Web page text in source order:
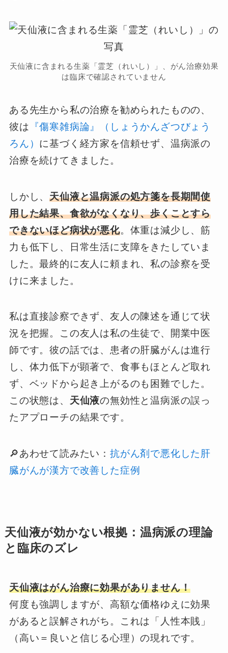
天仙液に含まれる生薬「霊芝（れいし）」、がん治療効果
は臨床で確認されていません
ある先生から私の治療を勧められたものの、
彼は 『傷寒雑病論』（しょうかんざつびょう
ろん） に基づく経方家を信頼せず、温病派の
治療を続けてきました。
しかし、天仙液と温病派の処方箋を長期間使
用した結果、食欲がなくなり、歩くことすら
できないほど病状が悪化。体重は減少し、筋
力も低下し、日常生活に支障をきたしていま
した。最終的に友人に頼まれ、私の診察を受
けに来ました。
私は直接診察できず、友人の陳述を通じて状
況を把握。この友人は私の生徒で、開業中医
師です。彼の話では、患者の肝臓がんは進行
し、体力低下が顕著で、食事もほとんど取れ
ず、ベッドから起き上がるのも困難でした。
この状態は、 天仙液の無効性と温病派の誤っ
たアプローチの結果です。
🔎あわせて読みたい： 抗がん剤で悪化した肝
臓がんが漢方で改善した症例
天仙液が効かない根拠：温病派の理論
と臨床のズレ
天仙液はがん治療に効果がありません！
何度も強調しますが、高額な価格ゆえに効果
があると誤解されがち。これは「人性本賎」
（高い＝良いと信じる心理）の現れです。